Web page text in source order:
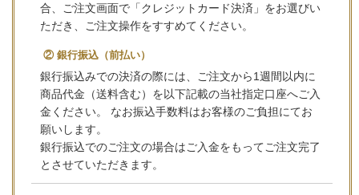
合、ご注文画面で「クレジットカード決済」をお選びい
ただき、ご注文操作をすすめてください。
② 銀行振込（前払い）
銀行振込みでの決済の際には、ご注文から1週間以内に
商品代金（送料含む）を以下記載の当社指定口座へご入
金ください。 なお振込手数料はお客様のご負担にてお
願いします。
銀行振込でのご注文の場合はご入金をもってご注文完了
とさせていただきます。